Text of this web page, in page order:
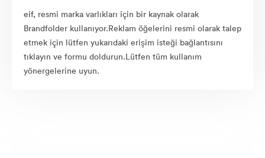
eif, resmi marka varlıkları için bir kaynak olarak
Brandfolder kullanıyor.Reklam öğelerini resmi olarak talep
etmek için lütfen yukarıdaki erişim isteği bağlantısını
tıklayın ve formu doldurun.Lütfen tüm kullanım
yönergelerine uyun.